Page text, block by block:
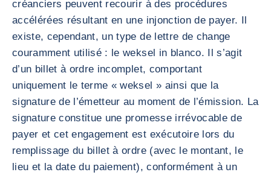
créanciers peuvent recourir à des procédures
accélérées résultant en une injonction de payer. Il
existe, cependant, un type de lettre de change
couramment utilisé : le weksel in blanco. Il s’agit
d’un billet à ordre incomplet, comportant
uniquement le terme « weksel » ainsi que la
signature de l’émetteur au moment de l’émission. La
signature constitue une promesse irrévocable de
payer et cet engagement est exécutoire lors du
remplissage du billet à ordre (avec le montant, le
lieu et la date du paiement), conformément à un